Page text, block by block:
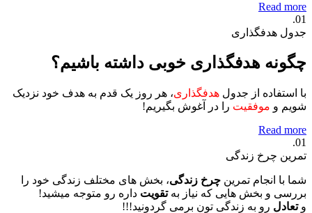
Read more
01.
جدول هدفگذاری
چگونه هدفگذاری خوبی داشته باشیم؟
با استفاده از جدول هدفگذاری، هر روز یک قدم به هدف خود نزدیک
شویم و موفقیت را در آغوش بگیریم!
Read more
01.
تمرین چرخ زندگی
شما با انجام تمرین چرخ زندگی، بخش های مختلف زندگی خود را
بررسی و بخش هایی که نیاز بهتقویت داره رو متوجه میشید!
وتعادل رو به زندگی تون برمی گردونید!!!